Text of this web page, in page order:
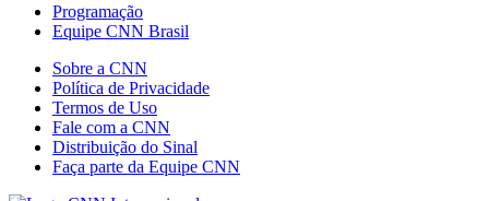
Programação
Equipe CNN Brasil
Sobre a CNN
Política de Privacidade
Termos de Uso
Fale com a CNN
Distribuição do Sinal
Faça parte da Equipe CNN